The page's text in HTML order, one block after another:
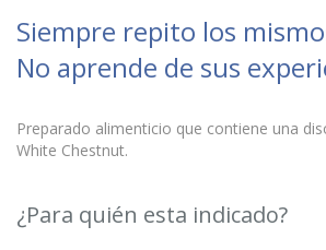
Siempre repito los
No aprende de sus
Preparado alimenticio que contiene una
White Chestnut.
¿Para quién esta indicado?